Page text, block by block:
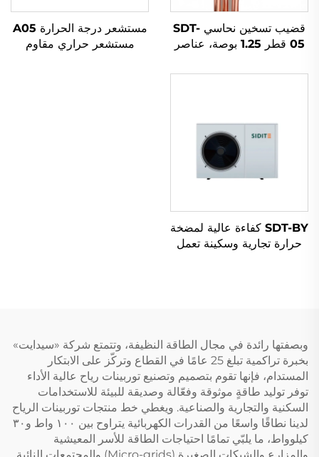
قضيب تسخين نحاسي SDT-
05 قطر 1.25 بوصة، عناصر
1.5KW/2KW/3KW لأجهزة
مستشعر درجة الحرارة A05
مستشعر حراري مقاوم
SDT-BY كفاءة عالية لمضخة
حرارة تجارية وسكينة تعمل
وبصفتها رائدة في مجال الطاقة النظيفة، وتتمتع شركة «سيدايت»
بخبرة تراكمية تبلغ 25 عامًا في القطاع وتركّز على الابتكار
المستدام، فإنها تقوم بتصميم وتصنيع توربينات رياح عالية الأداء
توفر توليد طاقةٍ موثوقة وفعّالة وصديقة للبيئة للاستخدامات
السكنية والتجارية والصناعية. ويغطي خط منتجات توربينات الرياح
لدينا نطاقًا واسعًا من القدرات الكهربائية يتراوح بين ١٠٠ واط و٣٠
كيلوواط، ما يلبّي تمامًا احتياجات الطاقة للأسر المعيشية